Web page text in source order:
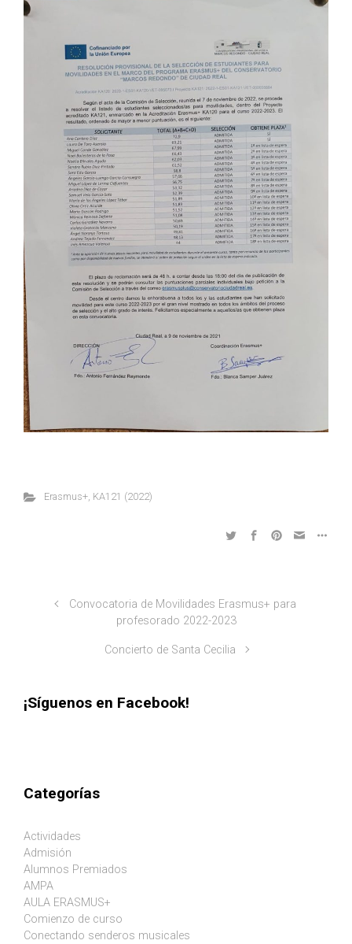
Erasmus+, KA121 (2022)
Convocatoria de Movilidades Erasmus+ para
profesorado 2022-2023
Concierto de Santa Cecilia
¡Síguenos en Facebook!
Categorías
Actividades
Admisión
Alumnos Premiados
AMPA
AULA ERASMUS+
Comienzo de curso
Conectando senderos musicales